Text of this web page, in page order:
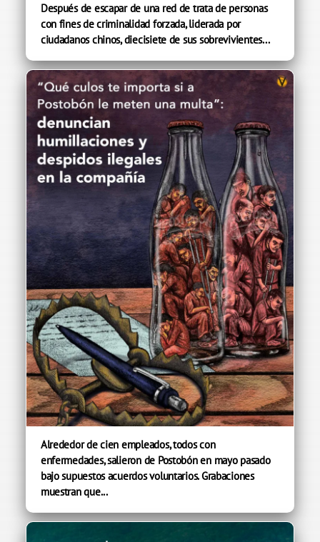
Después de escapar de una red de trata de personas
con fines de criminalidad forzada, liderada por
ciudadanos chinos, diecisiete de sus sobrevivientes...
Alrededor de cien empleados, todos con
enfermedades, salieron de Postobón en mayo pasado
bajo supuestos acuerdos voluntarios. Grabaciones
muestran que...